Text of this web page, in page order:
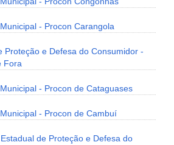
- Procon Carangola
Proteção e Defesa do Consumidor -
Fora
- Procon de Cataguases
- Procon de Cambuí
de Proteção e Defesa do